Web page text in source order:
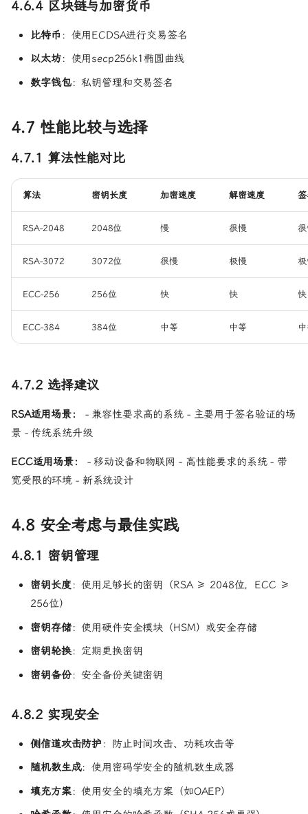
4.6.4 区块链与加密货币
比特币 ：使用ECDSA进行交易签名
以太坊：使用secp256k1椭圆曲线
数字钱包：私钥管理和交易签名
4.7 性能比较与选择
4.7.1 算法性能对比
算法 密钥长度 加密速度 解密速度
RSA-2048 2048位 慢 很慢
RSA-3072 3072位 很慢 极慢
ECC-256 256位 快 快 快
ECC-384 384位 中等 中等
4.7.2 选择建议
RSA适用场景：
- 兼容性要求高的系统 - 主要用于签名验证的场
景 - 传统系统升级
ECC适用场景：
- 移动设备和物联网 - 高性能要求的系统 - 带
宽受限的环境 - 新系统设计
4.8 安全考虑与最佳实践
4.8.1 密钥管理
密钥长度 ：使用足够长的密钥（RSA ≥ 2048位，ECC ≥
256位）
密钥存储：使用硬件安全模块（HSM）或安全存储
密钥轮换：定期更换密钥
密钥备份：安全备份关键密钥
4.8.2 实现安全
侧信道攻击防护：防止时间攻击、功耗攻击等
随机数生成：使用密码学安全的随机数生成器
填充方案：使用安全的填充方案（如OAEP）